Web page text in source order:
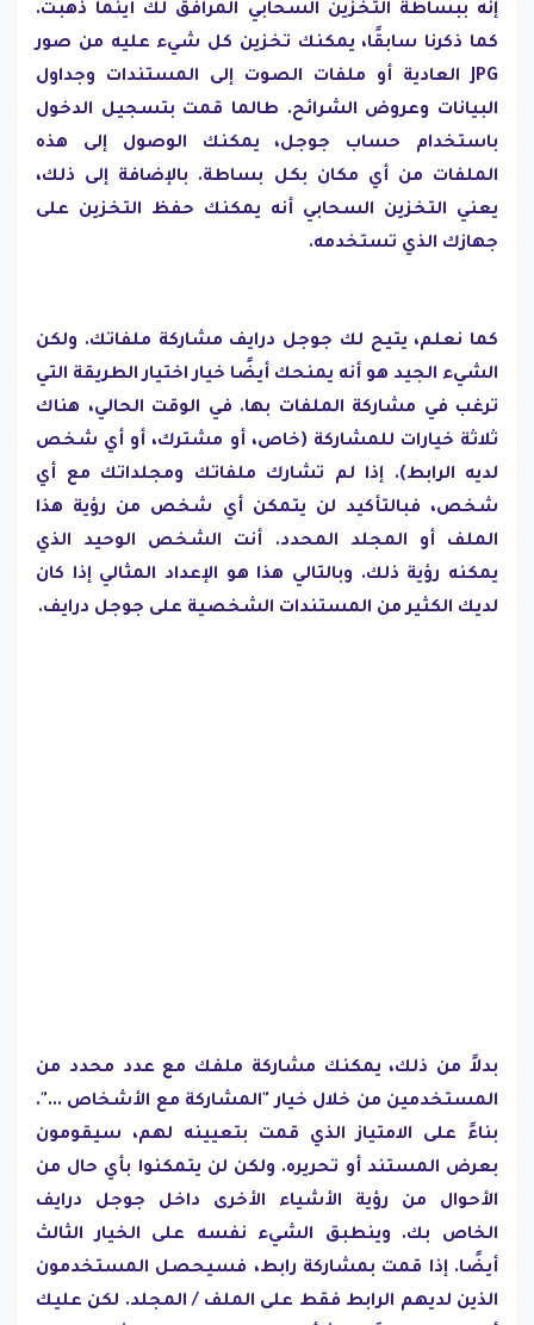
إنه ببساطة التخزين السحابي المرافق لك أينما ذهبت.
كما ذكرنا سابقًا، يمكنك تخزين كل شيء عليه من صور
JPG العادية أو ملفات الصوت إلى المستندات وجداول
البيانات وعروض الشرائح. طالما قمت بتسجيل الدخول
باستخدام حساب جوجل، يمكنك الوصول إلى هذه
الملفات من أي مكان بكل بساطة. بالإضافة إلى ذلك،
يعني التخزين السحابي أنه يمكنك حفظ التخزين على
جهازك الذي تستخدمه.
كما نعلم، يتيح لك جوجل درايف مشاركة ملفاتك. ولكن
الشيء الجيد هو أنه يمنحك أيضًا خيار اختيار الطريقة التي
ترغب في مشاركة الملفات بها. في الوقت الحالي، هناك
ثلاثة خيارات للمشاركة (خاص، أو مشترك، أو أي شخص
لديه الرابط). إذا لم تشارك ملفاتك ومجلداتك مع أي
شخص، فبالتأكيد لن يتمكن أي شخص من رؤية هذا
الملف أو المجلد المحدد. أنت الشخص الوحيد الذي
يمكنه رؤية ذلك. وبالتالي هذا هو الإعداد المثالي إذا كان
لديك الكثير من المستندات الشخصية على جوجل درايف.
بدلاً من ذلك، يمكنك مشاركة ملفك مع عدد محدد من
المستخدمين من خلال خيار "المشاركة مع الأشخاص ...".
بناءً على الامتياز الذي قمت بتعيينه لهم، سيقومون
بعرض المستند أو تحريره. ولكن لن يتمكنوا بأي حال من
الأحوال من رؤية الأشياء الأخرى داخل جوجل درايف
الخاص بك. وينطبق الشيء نفسه على الخيار الثالث
أيضًا. إذا قمت بمشاركة رابط، فسيحصل المستخدمون
الذين لديهم الرابط فقط على الملف / المجلد. لكن عليك